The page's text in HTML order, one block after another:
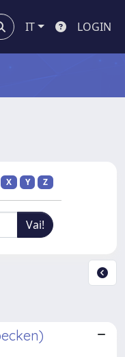
IT LOGIN
X Y Z